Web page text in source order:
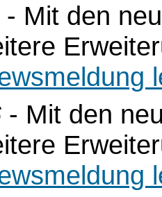
- Mit den
- Mit den